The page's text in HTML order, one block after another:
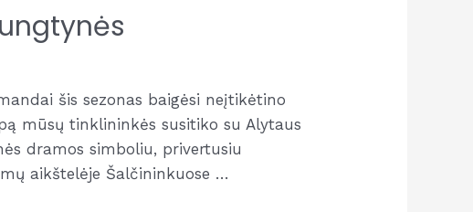
šis sezonas baigėsi neįtikėtino
mūsų tinklininkės susitiko su Alytaus
dramos simboliu, privertusiu
aikštelėje Šalčininkuose …